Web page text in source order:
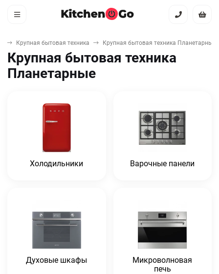
Крупная бытовая техника Крупная бытовая техника Планетарные
Крупная бытовая техника
Планетарные
Холодильники Варочные панели
Духовые шкафы
Микроволновая
печь